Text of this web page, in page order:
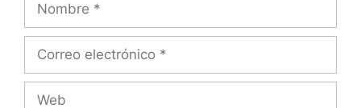
electrónico